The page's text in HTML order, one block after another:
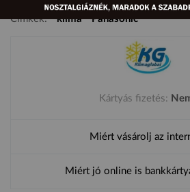
Címkék: klíma Panasonic
Kártyás fizetés:
Miért vásárolj az
Miért jó online is